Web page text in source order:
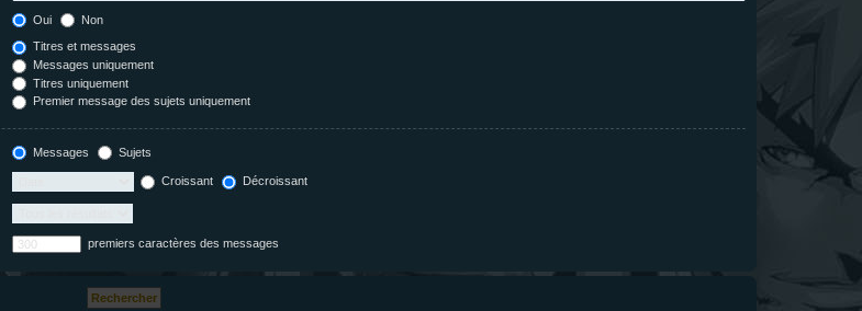
Oui Non
Titres et messages
Messages uniquement
Titres uniquement
Premier message des sujets uniquement
Messages Sujets
Croissant Décroissant
premiers caractères des messages